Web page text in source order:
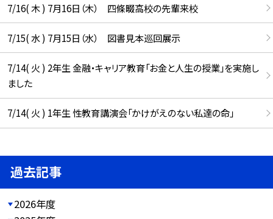
7/16( 木 ) 7月16日（木） 四條畷高校の先輩来校
7/15( 水 ) 7月15日（水） 図書見本巡回展示
7/14( 火 ) 2年生 金融・キャリア教育「お金と人生の授業」を実施し
ました
7/14( 火 ) 1年生 性教育講演会「かけがえのない私達の命」
過去記事
2026年度